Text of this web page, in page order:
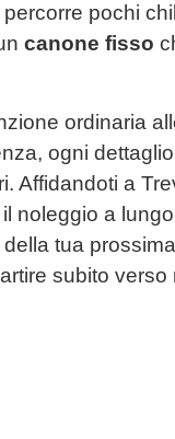
pochi
canone fisso
ordinaria
ogni
Affidandoti a
noleggio a
tua
subito